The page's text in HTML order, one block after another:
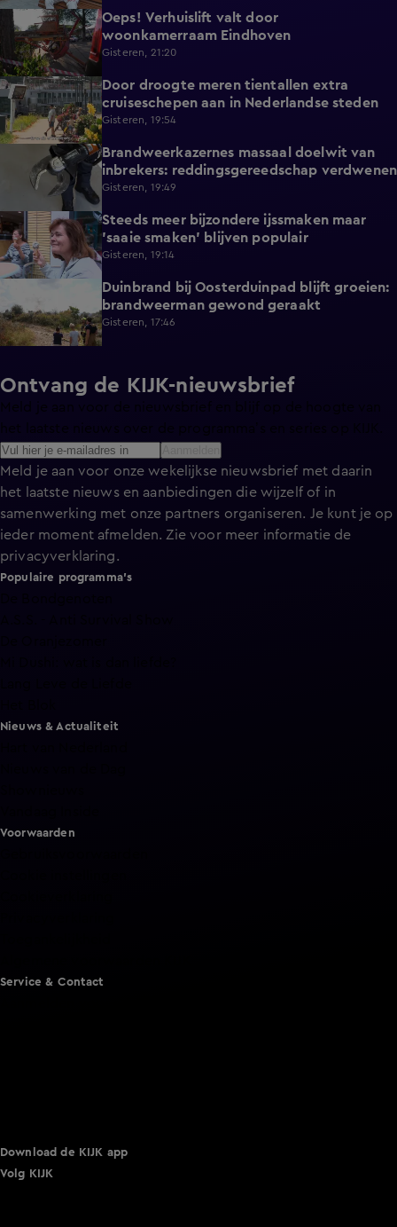
0:58
Oeps! Verhuislift valt door
woonkamerraam Eindhoven
Gisteren, 21:20
2:11
Door droogte meren tientallen extra
cruiseschepen aan in Nederlandse steden
Gisteren, 19:54
Brandweerkazernes massaal doelwit van
inbrekers: reddingsgereedschap verdwenen
Gisteren, 19:49
1:17
Steeds meer bijzondere ijssmaken maar
'saaie smaken' blijven populair
Gisteren, 19:14
Duinbrand bij Oosterduinpad blijft groeien:
brandweerman gewond geraakt
Gisteren, 17:46
Ontvang de KIJK-nieuwsbrief
Meld je aan voor onze wekelijkse nieuwsbrief met daarin
het laatste nieuws en aanbiedingen die wijzelf of in
samenwerking met onze partners organiseren. Je kunt je op
ieder moment afmelden. Zie voor meer informatie de
privacyverklaring.
Populaire programma's
Nieuws & Actualiteit
Voorwaarden
Service & Contact
Download de KIJK app
Volg KIJK